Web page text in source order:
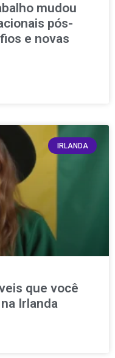
mudou
pós-
e novas
IRLANDA
que você
Irlanda